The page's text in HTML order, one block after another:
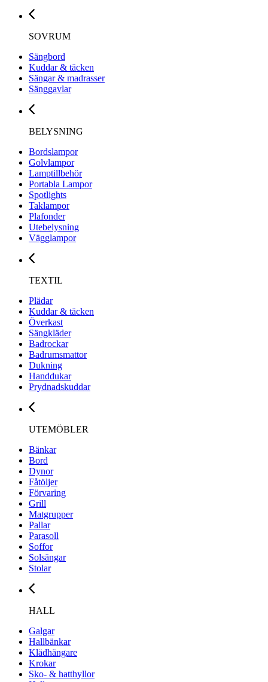
SOVRUM
Sängbord
Kuddar & täcken
Sängar & madrasser
Sänggavlar
BELYSNING
Bordslampor
Golvlampor
Lamptillbehör
Portabla Lampor
Spotlights
Taklampor
Plafonder
Utebelysning
Vägglampor
TEXTIL
Plädar
Kuddar & täcken
Överkast
Sängkläder
Badrockar
Badrumsmattor
Dukning
Handdukar
Prydnadskuddar
UTEMÖBLER
Bänkar
Bord
Dynor
Fåtöljer
Förvaring
Grill
Matgrupper
Pallar
Parasoll
Soffor
Solsängar
Stolar
HALL
Galgar
Hallbänkar
Klädhängare
Krokar
Sko- & hatthyllor